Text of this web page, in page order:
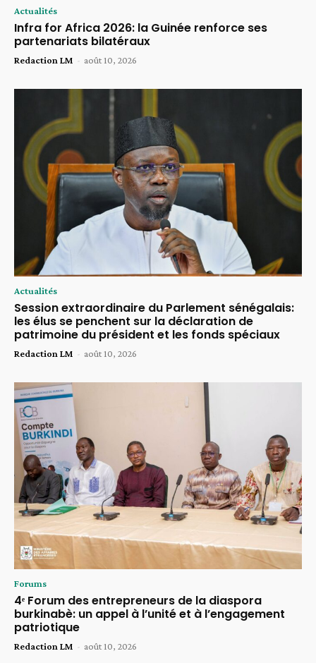
Actualités
Infra for Africa 2026: la Guinée renforce ses
partenariats bilatéraux
Redaction LM - août 10, 2026
Actualités
Session extraordinaire du Parlement sénégalais:
les élus se penchent sur la déclaration de
patrimoine du président et les fonds spéciaux
Redaction LM - août 10, 2026
Forums
4ᵉ Forum des entrepreneurs de la diaspora
burkinabè: un appel à l’unité et à l’engagement
patriotique
Redaction LM - août 10, 2026